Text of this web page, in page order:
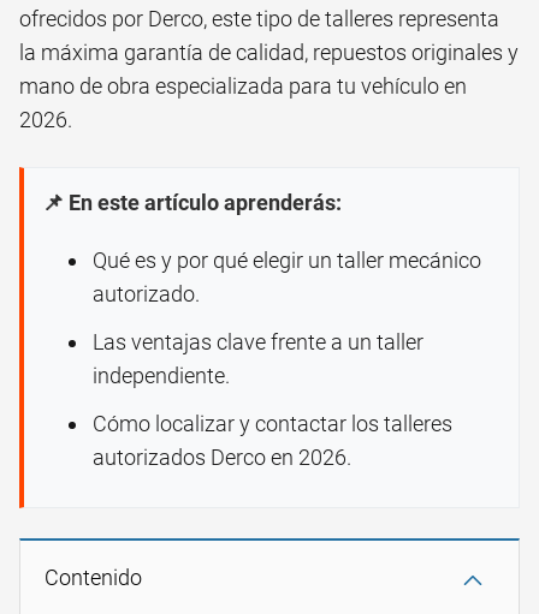
ofrecidos por Derco, este tipo de talleres representa
la máxima garantía de calidad, repuestos originales y
mano de obra especializada para tu vehículo en
2026.
📌 En este artículo aprenderás:
Qué es y por qué elegir un taller mecánico
autorizado.
Las ventajas clave frente a un taller
independiente.
Cómo localizar y contactar los talleres
autorizados Derco en 2026.
Contenido